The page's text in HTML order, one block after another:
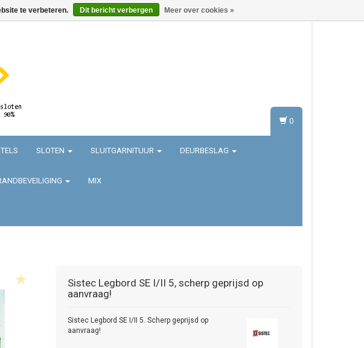
SLOTEN SLUITGARNITUUR DEURBESLAG
MIX
0
Sistec Legbord SE I/II 5, scherp geprijsd op
aanvraag!
Sistec Legbord SE I/II 5. Scherp geprijsd op
aanvraag!
te verbeteren. Dit bericht verbergen Meer over cookies »